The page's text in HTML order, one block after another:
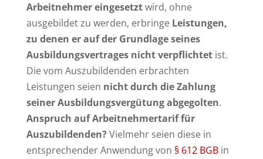
Arbeitnehmer eingesetztwird, ohne
ausgebildet zu werden, erbringe Leistungen,
zu denen er auf der Grundlage seines
Ausbildungsvertrages nicht verpflichtetist.
Die vom Auszubildenden erbrachten
Leistungen seien nicht durch die Zahlung
seiner Ausbildungsvergütung abgegolten.
Anspruch auf Arbeitnehmertarif für
Auszubildenden?Vielmehr seien diese in
entsprechender Anwendung von § 612 BGBin